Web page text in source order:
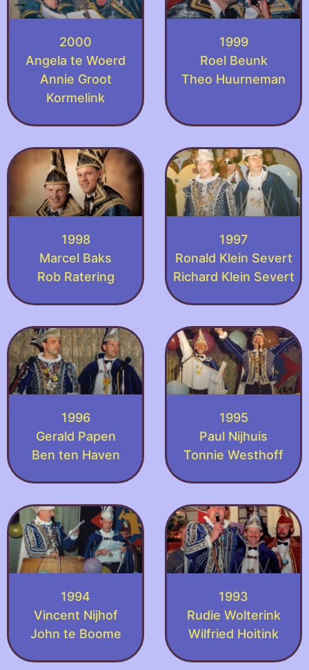
2000
Angela te Woerd
Annie Groot
Kormelink
1999
Roel Beunk
Theo Huurneman
1998
Marcel Baks
Rob Ratering
1997
Ronald Klein Severt
Richard Klein Severt
1996
Gerald Papen
Ben ten Haven
1995
Paul Nijhuis
Tonnie Westhoff
1994
Vincent Nijhof
John te Boome
1993
Rudie Wolterink
Wilfried Hoitink